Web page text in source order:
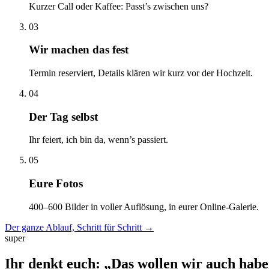
Kurzer Call oder Kaffee: Passt’s zwischen uns?
03
Wir machen das fest
Termin reserviert, Details klären wir kurz vor der Hochzeit.
04
Der Tag selbst
Ihr feiert, ich bin da, wenn’s passiert.
05
Eure Fotos
400–600 Bilder in voller Auflösung, in eurer Online-Galerie.
Der ganze Ablauf, Schritt für Schritt →
super
Ihr denkt euch: „Das wollen wir auch